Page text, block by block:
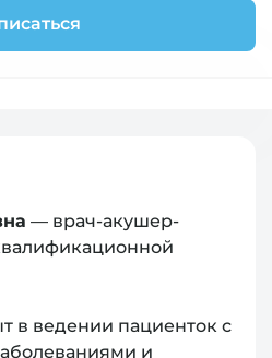
— врач-акушер-
в ведении пациенток с
и